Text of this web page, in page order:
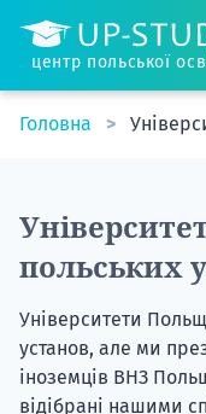
центр польської
Головна
польських
Університети
установ, але ми
іноземців ВНЗ
відібрані нашими